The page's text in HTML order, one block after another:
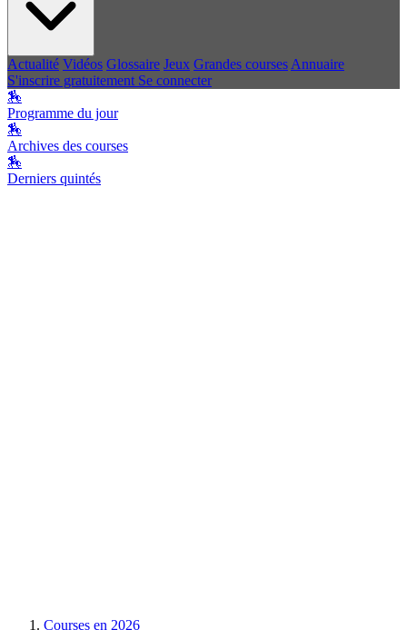
Actualité Vidéos Glossaire Jeux Grandes courses Annuaire
S'inscrire gratuitement Se connecter
🏇
Programme du jour
🏇
Archives des courses
🏇
Derniers quintés
Courses en 2026